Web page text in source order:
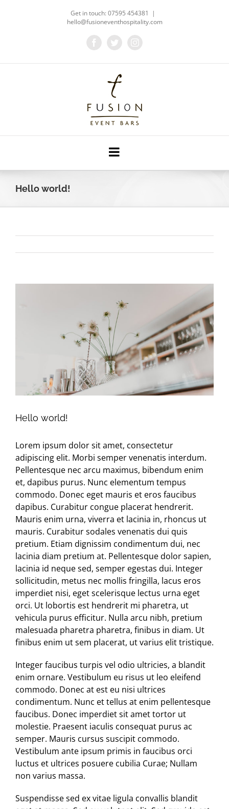
Get in touch: 07595 454381
|
hello@fusioneventhospitality.com
FacebookTwitterInstagram
Hello world!
Hello world!
Lorem ipsum dolor sit amet, consectetur
adipiscing elit. Morbi semper venenatis interdum.
Pellentesque nec arcu maximus, bibendum enim
et, dapibus purus. Nunc elementum tempus
commodo. Donec eget mauris et eros faucibus
dapibus. Curabitur congue placerat hendrerit.
Mauris enim urna, viverra et lacinia in, rhoncus ut
mauris. Curabitur sodales venenatis dui quis
pretium. Etiam dignissim condimentum dui, nec
lacinia diam pretium at. Pellentesque dolor sapien,
lacinia id neque sed, semper egestas dui. Integer
sollicitudin, metus nec mollis fringilla, lacus eros
imperdiet nisi, eget scelerisque lectus urna eget
orci. Ut lobortis est hendrerit mi pharetra, ut
vehicula purus efficitur. Nulla arcu nibh, pretium
malesuada pharetra pharetra, finibus in diam. Ut
finibus enim ut sem placerat, ut varius elit tristique.
Integer faucibus turpis vel odio ultricies, a blandit
enim ornare. Vestibulum eu risus ut leo eleifend
commodo. Donec at est eu nisi ultrices
condimentum. Nunc et tellus at enim pellentesque
faucibus. Donec imperdiet sit amet tortor ut
molestie. Praesent iaculis consequat purus ac
semper. Mauris cursus suscipit commodo.
Vestibulum ante ipsum primis in faucibus orci
luctus et ultrices posuere cubilia Curae; Nullam
non varius massa.
Suspendisse sed ex vitae ligula convallis blandit